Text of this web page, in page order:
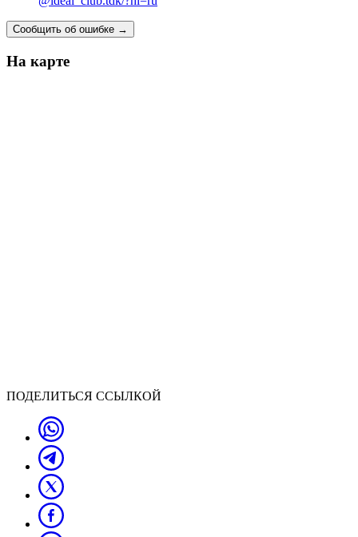
Сообщить об ошибке →
На карте
ПОДЕЛИТЬСЯ ССЫЛКОЙ